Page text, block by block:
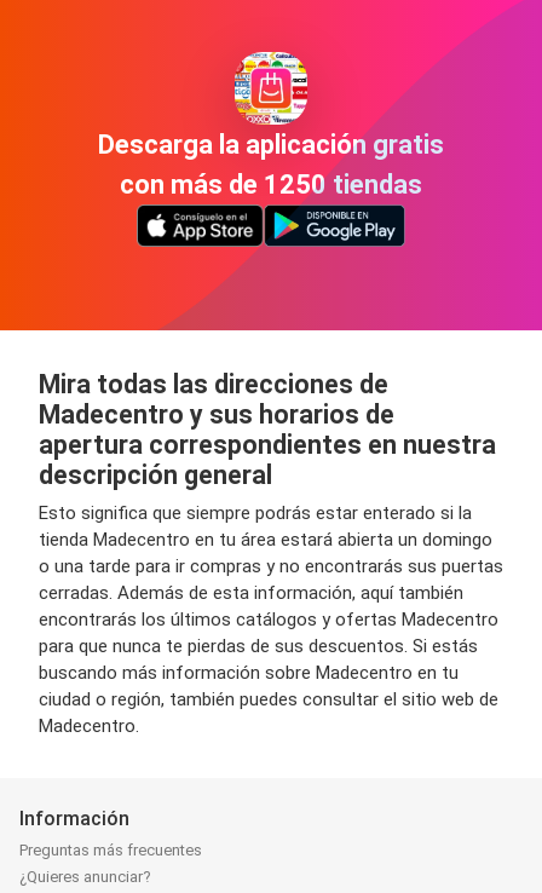
Descarga la aplicación gratis
con más de 1250 tiendas
Mira todas las direcciones de
Madecentro y sus horarios de
apertura correspondientes en nuestra
descripción general
Esto significa que siempre podrás estar enterado si la
tienda Madecentro en tu área estará abierta un domingo
o una tarde para ir compras y no encontrarás sus puertas
cerradas. Además de esta información, aquí también
encontrarás los últimos catálogos y ofertas Madecentro
para que nunca te pierdas de sus descuentos. Si estás
buscando más información sobre Madecentro en tu
ciudad o región, también puedes consultar el sitio web de
Madecentro.
Información
Preguntas más frecuentes
¿Quieres anunciar?